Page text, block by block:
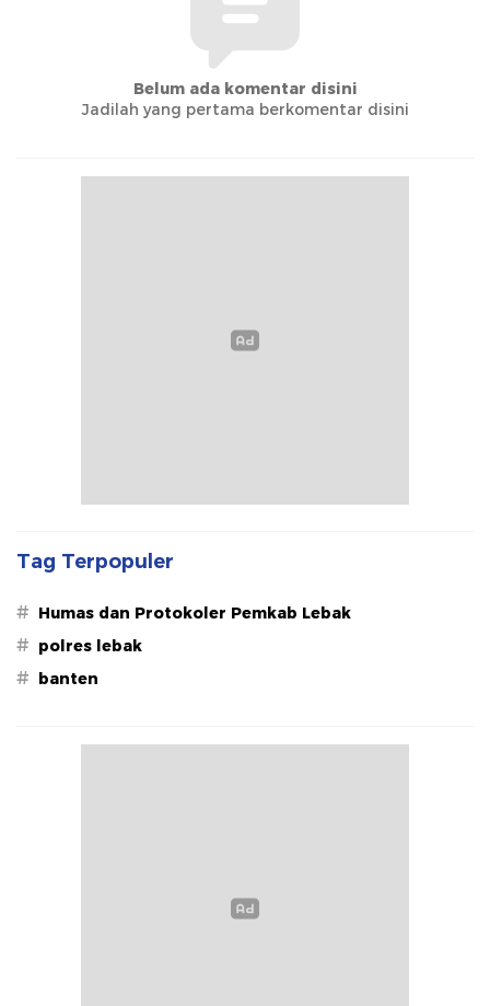
Belum ada komentar disini
Jadilah yang pertama berkomentar disini
Tag Terpopuler
# Humas dan Protokoler Pemkab Lebak
# polres lebak
# banten